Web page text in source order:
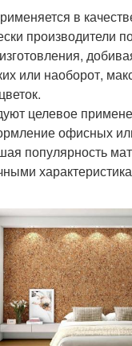
в
производители
или наоборот,
целевое
офисных
популярность